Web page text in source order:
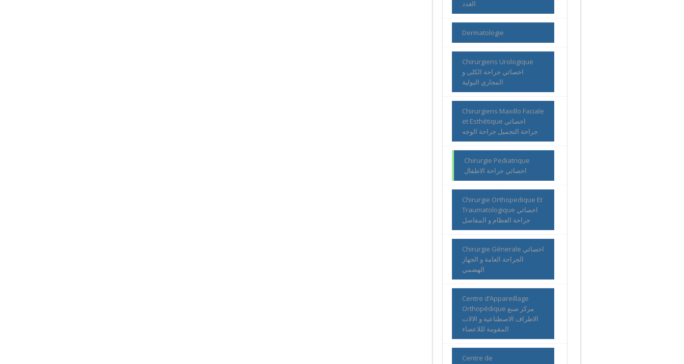
الغدد
Dermatologie
Chirurgiens Urologique
اخصائي جراحة الكلى و
المجاري البولية
Chirurgiens Maxillo Faciale
et Esthétique اخصائي
جراحة التجميل جراحة الوجه
Chirurgie Pediatrique
اخصائي جراحة الاطفال
Chirurgie Orthopedique Et
Traumatologique اخصائي
جراحة العظام و المفاصل
Chirurgie Génerale اخصائي
الجراحة العامة و الجهاز
الهضمي
Centre d’Appareillage
Orthopédique مركز صنع
الاطراف الاصطناعية و الالات
المقومة لللاعضاء
Centre de